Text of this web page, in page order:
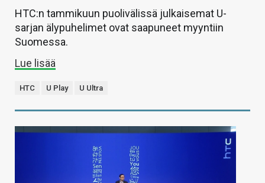
HTC:n tammikuun puolivälissä julkaisemat U-
sarjan älypuhelimet ovat saapuneet myyntiin
Suomessa.
Lue lisää
HTC U Play U Ultra